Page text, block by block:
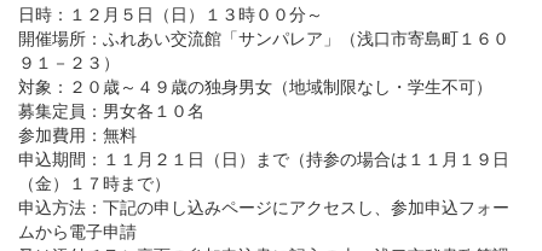
日時：１２月５日（日）１３時００分～
開催場所：ふれあい交流館「サンパレア」（浅口市寄島町１６０
９１－２３）
対象：２０歳～４９歳の独身男女（地域制限なし・学生不可）
募集定員：男女各１０名
参加費用：無料
申込期間：１１月２１日（日）まで（持参の場合は１１月１９日
（金）１７時まで）
申込方法：下記の申し込みページにアクセスし、参加申込フォー
ムから電子申請